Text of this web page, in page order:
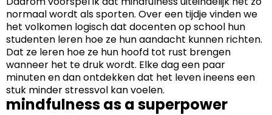
normaal wordt als sporten. Over een tijdje vinden we
het volkomen logisch dat docenten op school hun
studenten leren hoe ze hun aandacht kunnen richten.
Dat ze leren hoe ze hun hoofd tot rust brengen
wanneer het te druk wordt. Elke dag een paar
minuten en dan ontdekken dat het leven ineens een
stuk minder stressvol kan voelen.
mindfulness as a superpower